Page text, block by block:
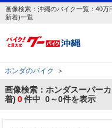
画像検索：沖縄のバイク一覧：40万
新着)一覧
ホンダのバイク ＞
画像検索：ホンダスーパー
着) 0件中 0～0件を表示